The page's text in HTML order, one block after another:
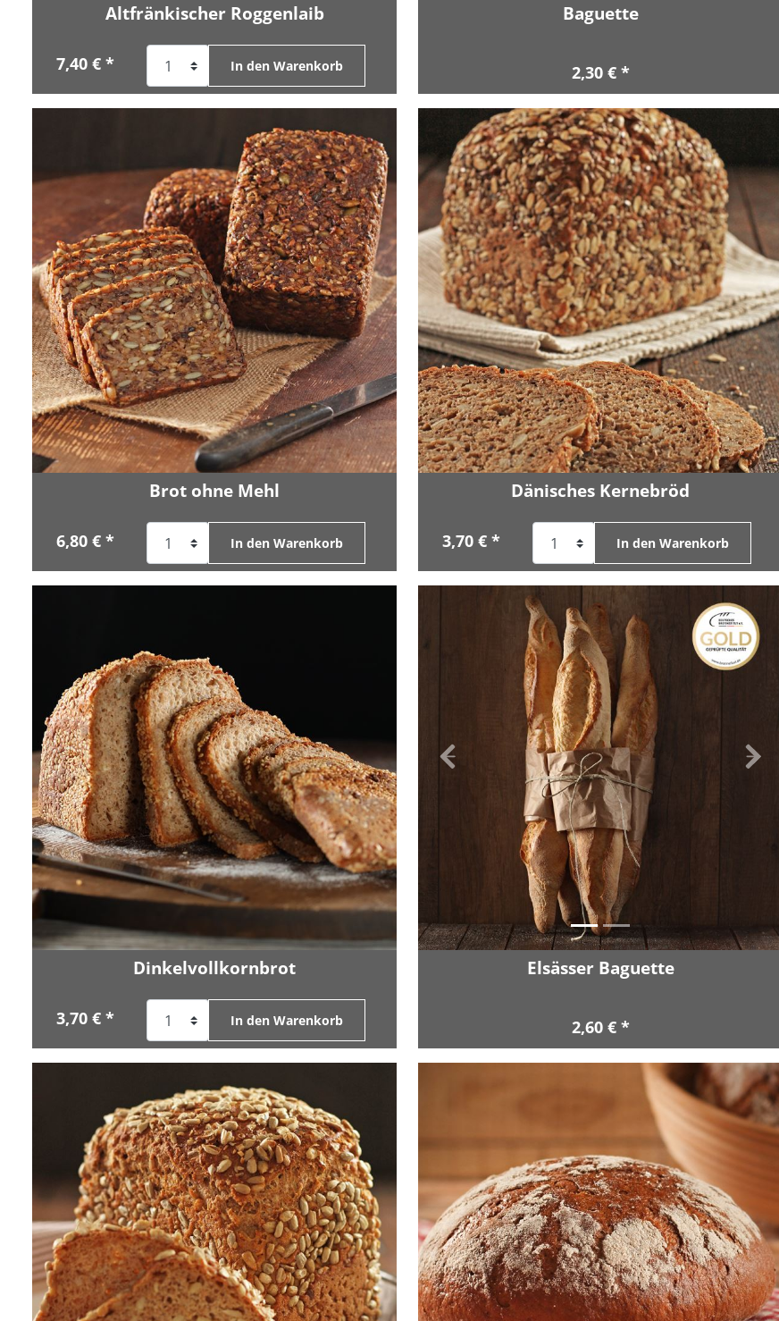
Altfränkischer Roggenlaib
7,40 € * In den Warenkorb
Baguette
2,30 € *
Brot ohne Mehl
6,80 € * In den Warenkorb
Dänisches Kernebröd
3,70 € * In den Warenkorb
Dinkelvollkornbrot
3,70 € * In den Warenkorb
Zurück Vor
Elsässer Baguette
2,60 € *